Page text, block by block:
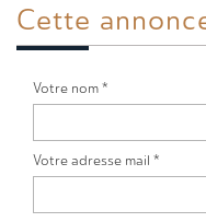
Cette
Votre nom *
Votre adresse mail *